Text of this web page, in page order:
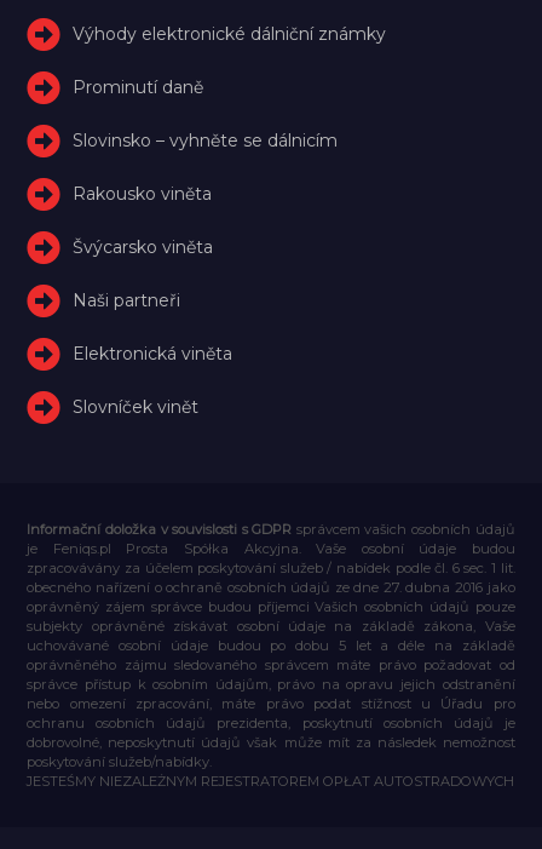
Výhody elektronické dálniční známky
Prominutí daně
Slovinsko – vyhněte se dálnicím
Rakousko viněta
Švýcarsko viněta
Naši partneři
Elektronická viněta
Slovníček vinět
Informační doložka v souvislosti s GDPR správcem vašich osobních údajů
je Feniqs.pl Prosta Spółka Akcyjna. Vaše osobní údaje budou
zpracovávány za účelem poskytování služeb / nabídek podle čl. 6 sec. 1 lit.
obecného nařízení o ochraně osobních údajů ze dne 27. dubna 2016 jako
oprávněný zájem správce budou příjemci Vašich osobních údajů pouze
subjekty oprávněné získávat osobní údaje na základě zákona, Vaše
uchovávané osobní údaje budou po dobu 5 let a déle na základě
oprávněného zájmu sledovaného správcem máte právo požadovat od
správce přístup k osobním údajům, právo na opravu jejich odstranění
nebo omezení zpracování, máte právo podat stížnost u Úřadu pro
ochranu osobních údajů prezidenta, poskytnutí osobních údajů je
dobrovolné, neposkytnutí údajů však může mít za následek nemožnost
poskytování služeb/nabídky.
JESTEŚMY NIEZALEŻNYM REJESTRATOREM OPŁAT AUTOSTRADOWYCH